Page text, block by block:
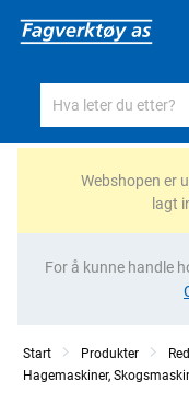
Webshopen er
lagt
For å kunne handle
Start Produkter
Hagemaskiner,